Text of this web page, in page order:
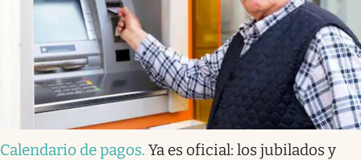
Calendario de pagos. Ya es oficial: los jubilados y